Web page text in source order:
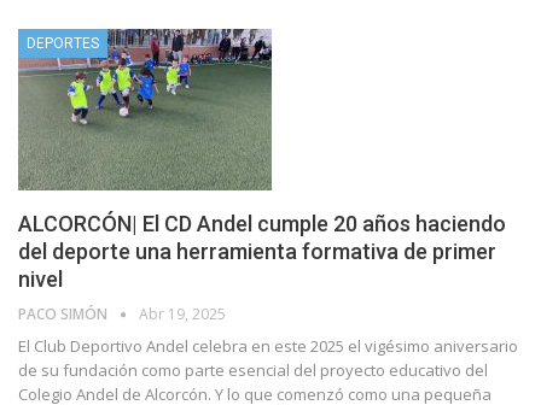
DEPORTES
ALCORCÓN| El CD Andel cumple 20 años haciendo
del deporte una herramienta formativa de primer
nivel
PACO SIMÓN Abr 19, 2025
El Club Deportivo Andel celebra en este 2025 el vigésimo aniversario
de su fundación como parte esencial del proyecto educativo del
Colegio Andel de Alcorcón. Y lo que comenzó como una pequeña